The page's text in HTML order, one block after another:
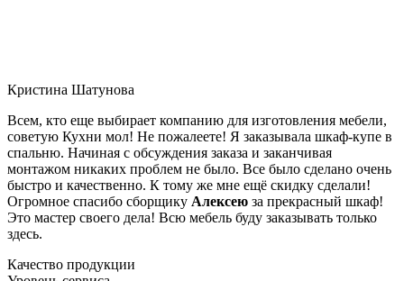
Кристина Шатунова
Всем, кто еще выбирает компанию для изготовления мебели,
советую Кухни мол! Не пожалеете! Я заказывала шкаф-купе в
спальню. Начиная с обсуждения заказа и заканчивая
монтажом никаких проблем не было. Все было сделано очень
быстро и качественно. К тому же мне ещё скидку сделали!
Огромное спасибо сборщику Алексею за прекрасный шкаф!
Это мастер своего дела! Всю мебель буду заказывать только
здесь.
Качество продукции